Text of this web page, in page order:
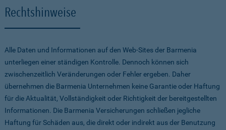
Rechtshinweise
Alle Daten und Informationen auf den Web-Sites der Barmenia
unterliegen einer ständigen Kontrolle. Dennoch können sich
zwischenzeitlich Veränderungen oder Fehler ergeben. Daher
übernehmen die Barmenia Unternehmen keine Garantie oder Haftung
für die Aktualität, Vollständigkeit oder Richtigkeit der bereitgestellten
Informationen. Die Barmenia Versicherungen schließen jegliche
Haftung für Schäden aus, die direkt oder indirekt aus der Benutzung